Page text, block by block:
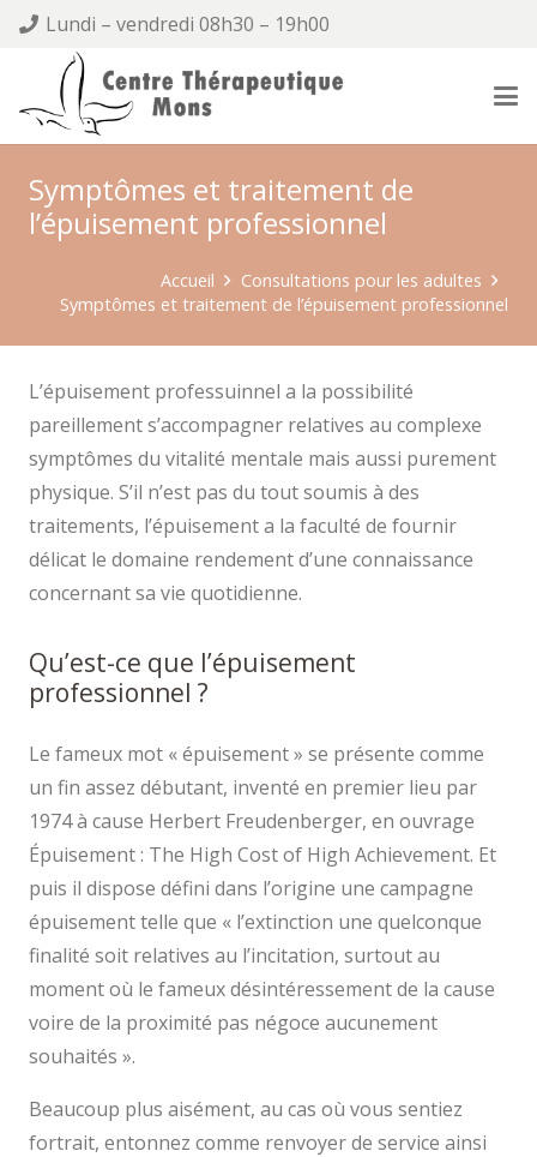
Lundi – vendredi 08h30 – 19h00
Symptômes et traitement de
l’épuisement professionnel
Accueil
Consultations pour les adultes
Symptômes et traitement de l’épuisement professionnel
L’épuisement professuinnel a la possibilité
pareillement s’accompagner relatives au complexe
symptômes du vitalité mentale mais aussi purement
physique. S’il n’est pas du tout soumis à des
traitements, l’épuisement a la faculté de fournir
délicat le domaine rendement d’une connaissance
concernant sa vie quotidienne.
Qu’est-ce que l’épuisement
professionnel ?
Le fameux mot « épuisement » se présente comme
un fin assez débutant, inventé en premier lieu par
1974 à cause Herbert Freudenberger, en ouvrage
Épuisement : The High Cost of High Achievement. Et
puis il dispose défini dans l’origine une campagne
épuisement telle que « l’extinction une quelconque
finalité soit relatives au l’incitation, surtout au
moment où le fameux désintéressement de la cause
voire de la proximité pas négoce aucunement
souhaités ».
Beaucoup plus aisément, au cas où vous sentiez
fortrait, entonnez comme renvoyer de service ainsi